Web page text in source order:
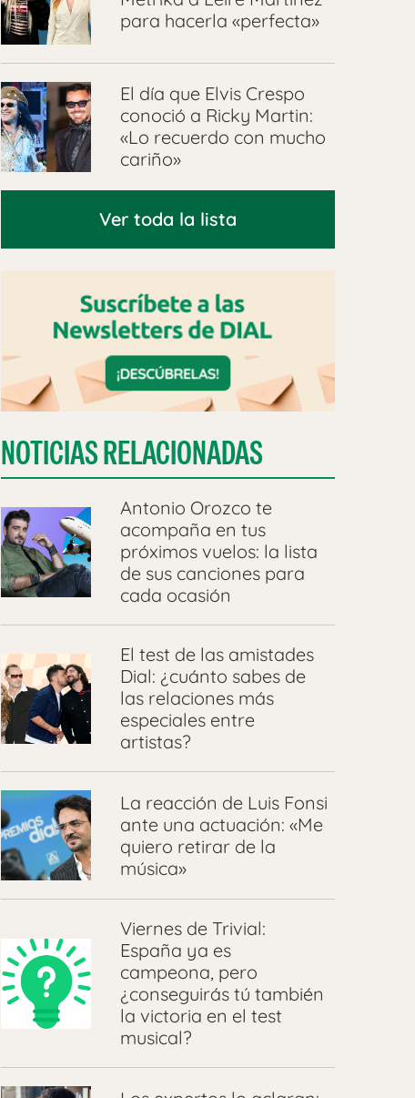
para hacerla «perfecta»
El día que Elvis Crespo
conoció a Ricky Martin:
«Lo recuerdo con mucho
cariño»
Ver toda la lista
NOTICIAS RELACIONADAS
Antonio Orozco te
acompaña en tus
próximos vuelos: la lista
de sus canciones para
cada ocasión
El test de las amistades
Dial: ¿cuánto sabes de
las relaciones más
especiales entre
artistas?
La reacción de Luis Fonsi
ante una actuación: «Me
quiero retirar de la
música»
Viernes de Trivial:
España ya es
campeona, pero
¿conseguirás tú también
la victoria en el test
musical?